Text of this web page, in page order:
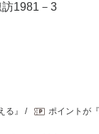
1981－3
』 ポイントが